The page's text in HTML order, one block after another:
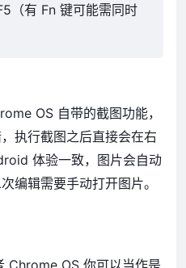
（有 Fn 键可能需同时
OS 自带的截图功能，
执行截图之后直接会在右
体验一致，图片会自动
编辑需要手动打开图片。